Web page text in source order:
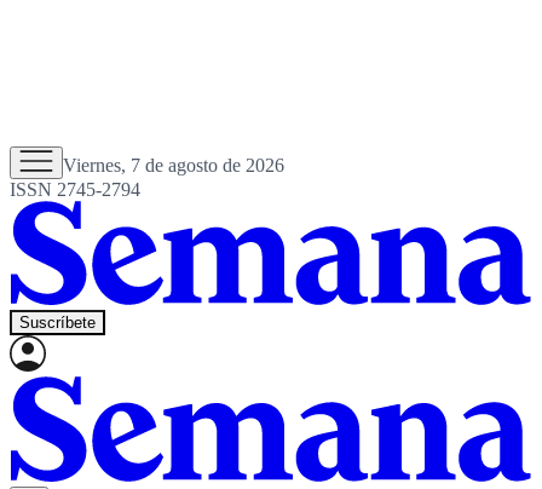
Viernes, 7 de agosto de 2026
ISSN 2745-2794
Suscríbete